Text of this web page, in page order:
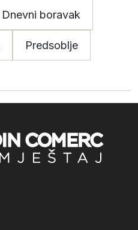
Dnevni boravak
Predsoblje